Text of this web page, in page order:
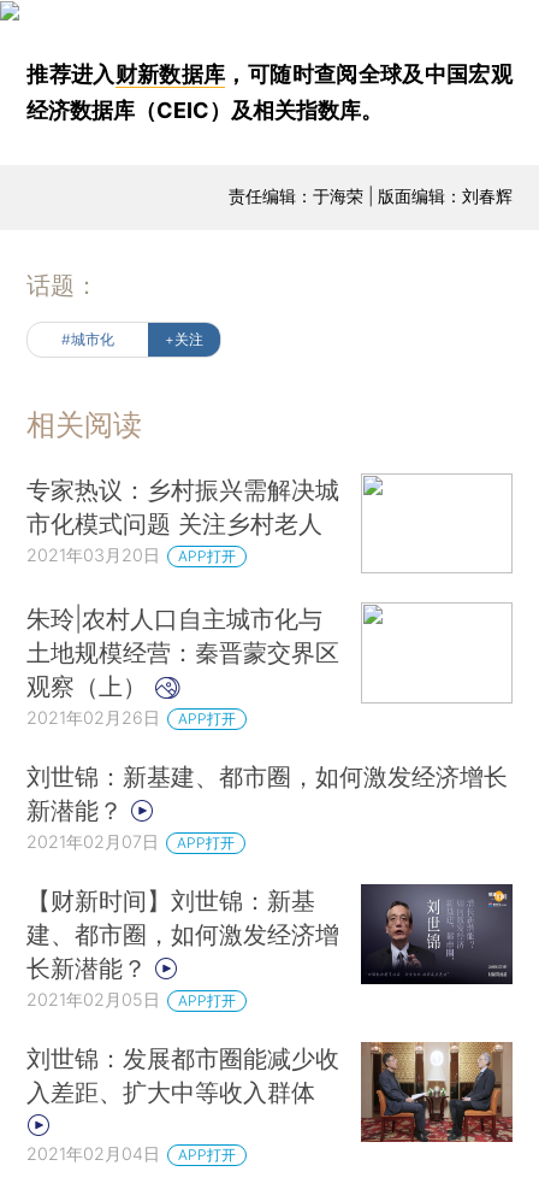
推荐进入财新数据库 ，可随时查阅全球及中国宏观
经济数据库（CEIC）及相关指数库。
责任编辑：于海荣 | 版面编辑：刘春辉
话题：
#城市化 +关注
相关阅读
专家热议：乡村振兴需解决城
市化模式问题 关注乡村老人
2021年03月20日 APP打开
朱玲|农村人口自主城市化与
土地规模经营：秦晋蒙交界区
观察（上）
2021年02月26日 APP打开
刘世锦：新基建、都市圈，如何激发经济增长
新潜能？
2021年02月07日 APP打开
【财新时间】刘世锦：新基
建、都市圈，如何激发经济增
长新潜能？
2021年02月05日 APP打开
刘世锦：发展都市圈能减少收
入差距、扩大中等收入群体
2021年02月04日 APP打开